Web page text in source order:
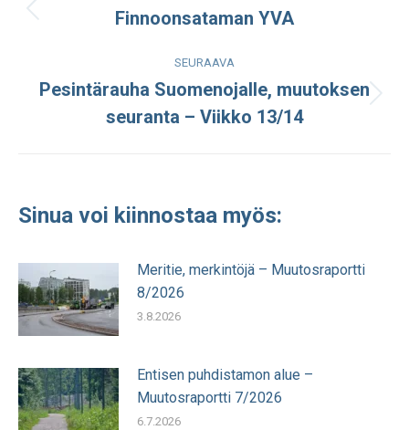
navigation
Edellinen
Finnoonsataman YVA
SEURAAVA
Seuraava
julkaisu:
Pesintärauha Suomenojalle, muutoksen
seuranta – Viikko 13/14
Sinua voi kiinnostaa myös:
Meritie, merkintöjä – Muutosraportti
8/2026
3.8.2026
Entisen puhdistamon alue –
Muutosraportti 7/2026
6.7.2026